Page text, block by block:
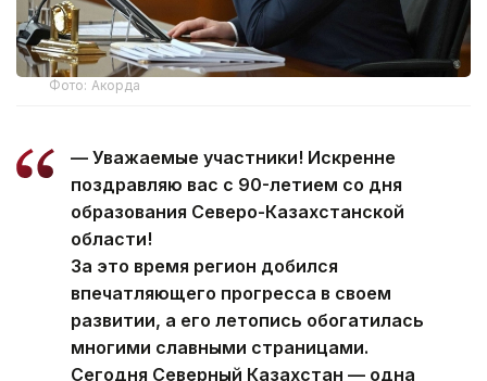
Фото: Акорда
— Уважаемые участники! Искренне
поздравляю вас с 90-летием со дня
образования Северо-Казахстанской
области!
За это время регион добился
впечатляющего прогресса в своем
развитии, а его летопись обогатилась
многими славными страницами.
Сегодня Северный Казахстан — одна